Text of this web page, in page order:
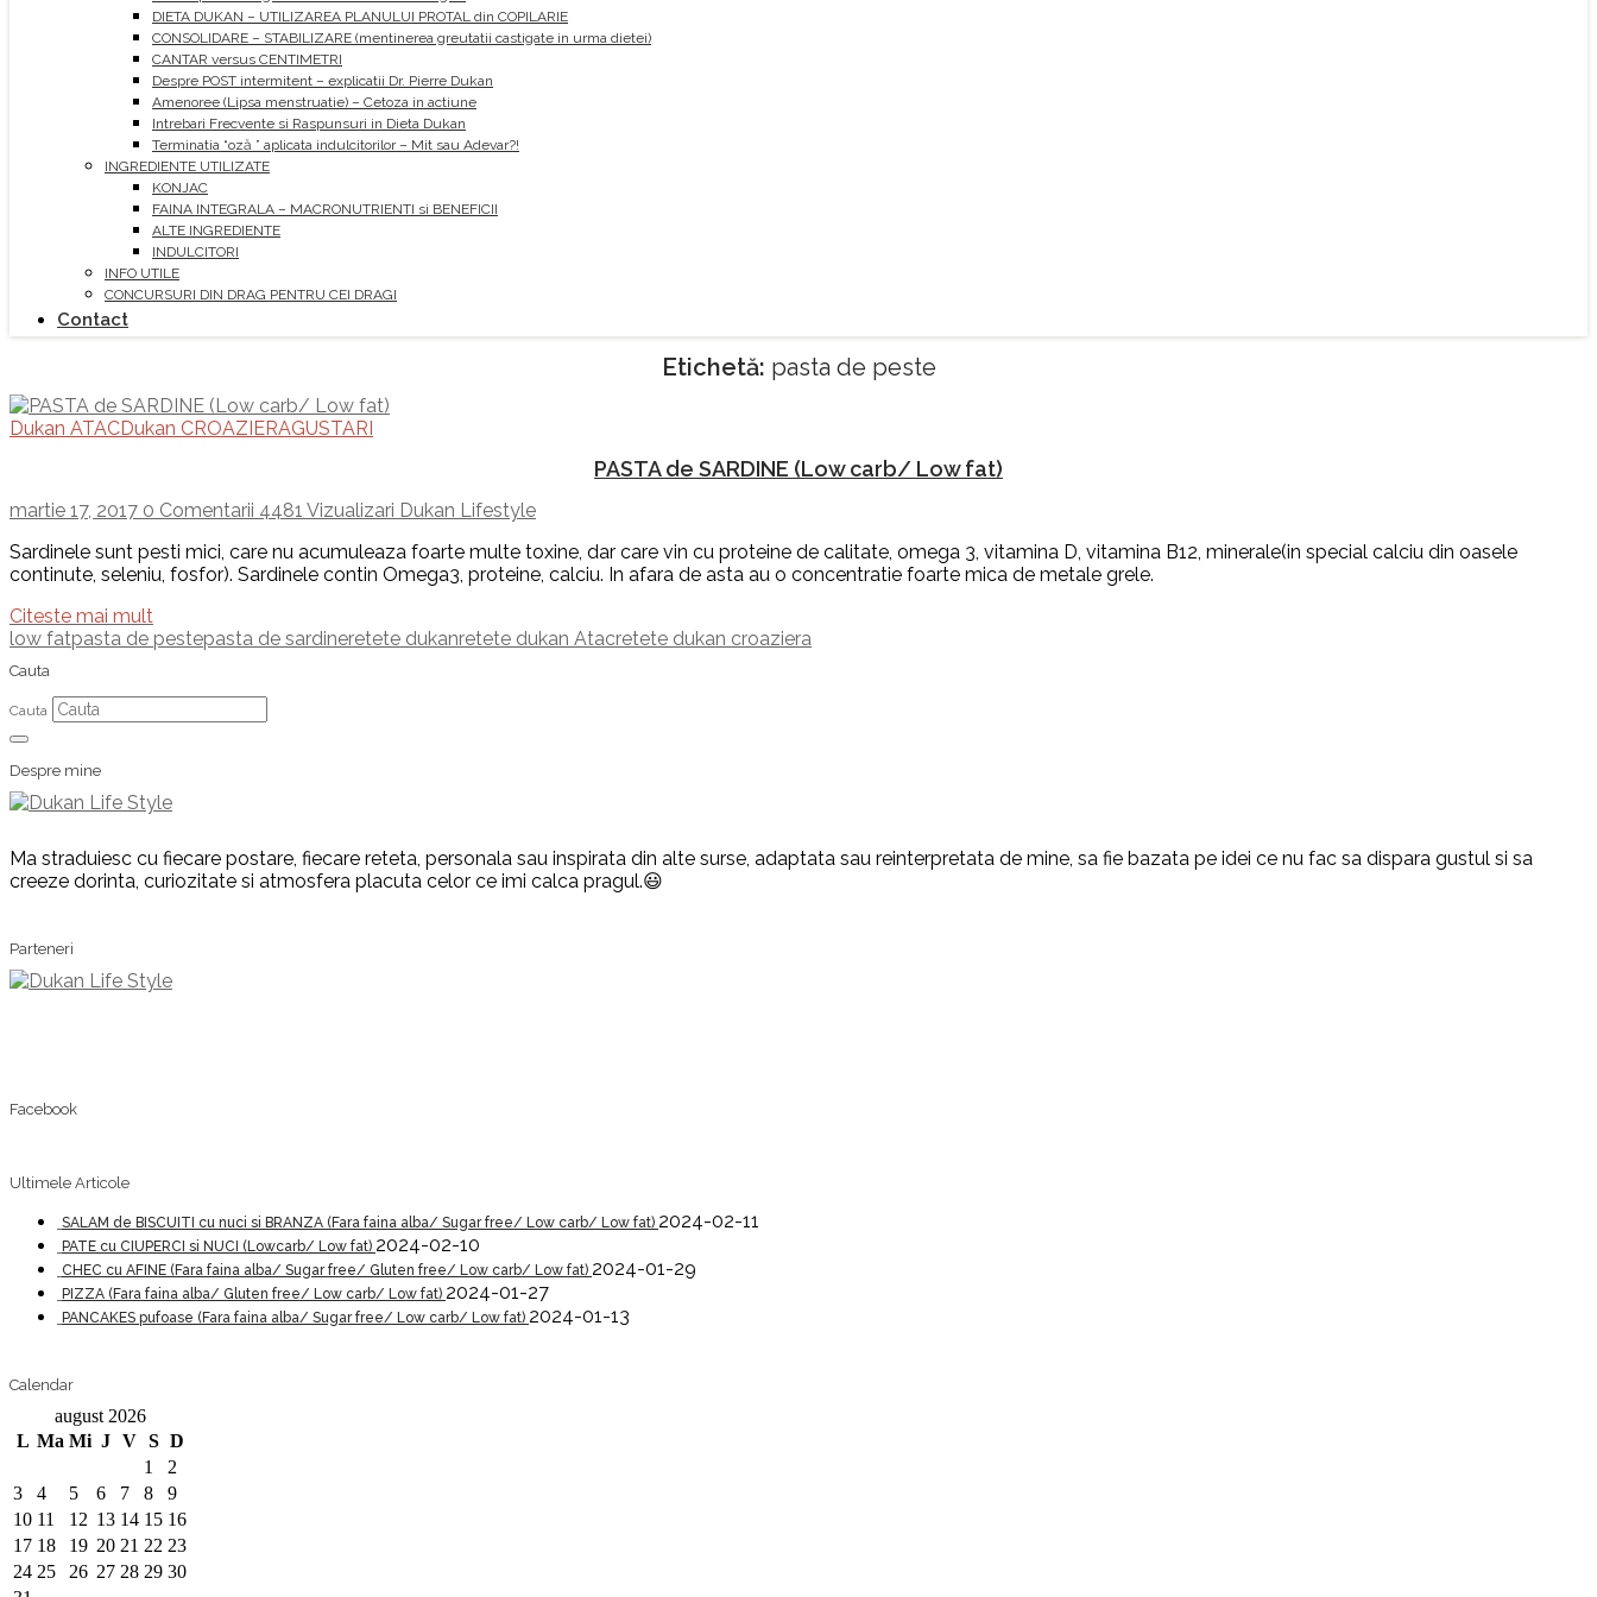
DIETA DUKAN – UTILIZAREA PLANULUI PROTAL din COPILARIE
CONSOLIDARE – STABILIZARE (mentinerea greutatii castigate in urma dietei)
CANTAR versus CENTIMETRI
Despre POST intermitent – explicatii Dr. Pierre Dukan
Amenoree (Lipsa menstruatie) – Cetoza in actiune
Intrebari Frecvente si Raspunsuri in Dieta Dukan
Terminatia “oză ” aplicata indulcitorilor – Mit sau Adevar?!
INGREDIENTE UTILIZATE
KONJAC
FAINA INTEGRALA – MACRONUTRIENTI si BENEFICII
ALTE INGREDIENTE
INDULCITORI
INFO UTILE
CONCURSURI DIN DRAG PENTRU CEI DRAGI
Contact
Etichetă: pasta de peste
Dukan ATACDukan CROAZIERAGUSTARI
PASTA de SARDINE (Low carb/ Low fat)
martie 17, 2017 0 Comentarii 4481 Vizualizari Dukan Lifestyle
Sardinele sunt pesti mici, care nu acumuleaza foarte multe toxine, dar care vin cu proteine de calitate, omega 3, vitamina D, vitamina B12, minerale(in special calciu din oasele
continute, seleniu, fosfor). Sardinele contin Omega3, proteine, calciu. In afara de asta au o concentratie foarte mica de metale grele.
Citeste mai mult
low fatpasta de pestepasta de sardineretete dukanretete dukan Atacretete dukan croaziera
Cauta
Cauta
Despre mine
Ma straduiesc cu fiecare postare, fiecare reteta, personala sau inspirata din alte surse, adaptata sau reinterpretata de mine, sa fie bazata pe idei ce nu fac sa dispara gustul si sa
creeze dorinta, curiozitate si atmosfera placuta celor ce imi calca pragul.😃
Parteneri
Facebook
Ultimele Articole
SALAM de BISCUITI cu nuci si BRANZA (Fara faina alba/ Sugar free/ Low carb/ Low fat) 2024-02-11
PATE cu CIUPERCI si NUCI (Lowcarb/ Low fat) 2024-02-10
CHEC cu AFINE (Fara faina alba/ Sugar free/ Gluten free/ Low carb/ Low fat) 2024-01-29
PIZZA (Fara faina alba/ Gluten free/ Low carb/ Low fat) 2024-01-27
PANCAKES pufoase (Fara faina alba/ Sugar free/ Low carb/ Low fat) 2024-01-13
Calendar
august 2026
L Ma Mi J V S D
1
2
3
4 5 6 7 8
9
10 11 12 13 14 15 16
17 18 19 20 21 22 23
24 25 26 27 28 29 30